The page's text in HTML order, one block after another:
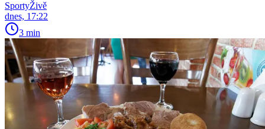
SportyŽivě
dnes, 17:22
3 min